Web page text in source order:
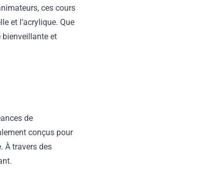
ces cours
et l’acrylique. Que
bienveillante et
de
conçus pour
À travers des